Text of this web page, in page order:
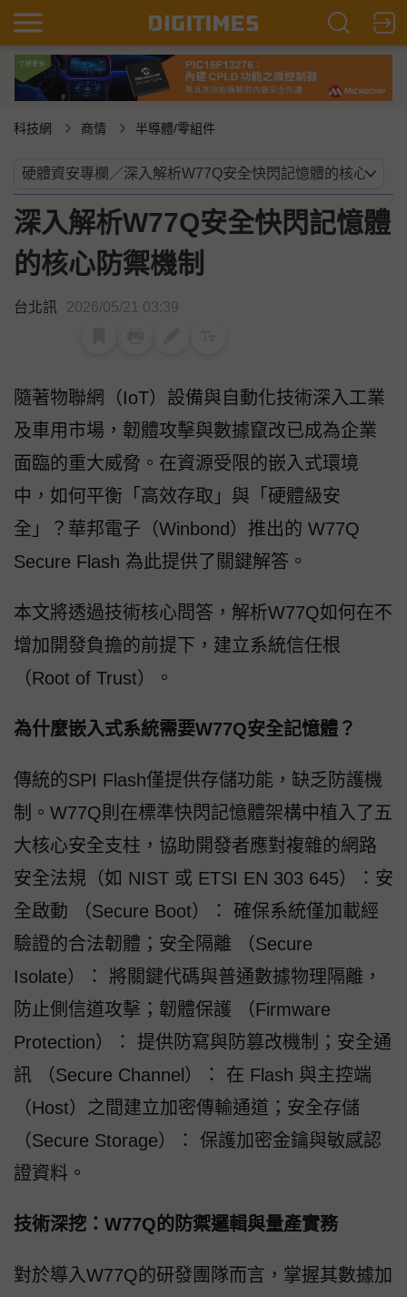
科技網 商情 半導體/零組件
深入解析W77Q安全快閃記憶體
的核心防禦機制
台北訊 2026/05/21 03:39
隨著物聯網（IoT）設備與自動化技術深入工業
及車用市場，韌體攻擊與數據竄改已成為企業
面臨的重大威脅。在資源受限的嵌入式環境
中，如何平衡「高效存取」與「硬體級安
全」？華邦電子（Winbond）推出的 W77Q
Secure Flash 為此提供了關鍵解答。
本文將透過技術核心問答，解析W77Q如何在不
增加開發負擔的前提下，建立系統信任根
（Root of Trust）。
為什麼嵌入式系統需要W77Q安全記憶體？
傳統的SPI Flash僅提供存儲功能，缺乏防護機
制。W77Q則在標準快閃記憶體架構中植入了五
大核心安全支柱，協助開發者應對複雜的網路
安全法規（如 NIST 或 ETSI EN 303 645）：安
全啟動 （Secure Boot）： 確保系統僅加載經
驗證的合法韌體；安全隔離 （Secure
Isolate）： 將關鍵代碼與普通數據物理隔離，
防止側信道攻擊；韌體保護 （Firmware
Protection）： 提供防寫與防篡改機制；安全通
訊 （Secure Channel）： 在 Flash 與主控端
（Host）之間建立加密傳輸通道；安全存儲
（Secure Storage）： 保護加密金鑰與敏感認
證資料。
技術深挖：W77Q的防禦邏輯與量產實務
對於導入W77Q的研發團隊而言，掌握其數據加